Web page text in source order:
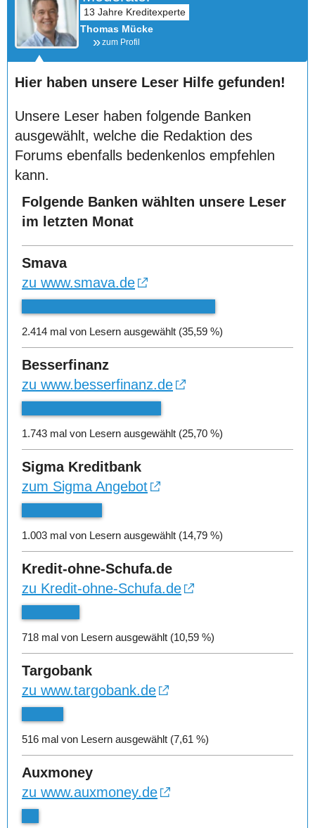
Thomas Mücke
zum Profil
Hier haben unsere Leser Hilfe gefunden!
Unsere Leser haben folgende Banken
ausgewählt, welche die Redaktion des
Forums ebenfalls bedenkenlos empfehlen
kann.
Folgende Banken wählten unsere Leser
im letzten Monat
Smava
zu www.smava.de
2.414 mal von Lesern ausgewählt (35,59 %)
Besserfinanz
zu www.besserfinanz.de
1.743 mal von Lesern ausgewählt (25,70 %)
Sigma Kreditbank
zum Sigma Angebot
1.003 mal von Lesern ausgewählt (14,79 %)
Kredit-ohne-Schufa.de
zu Kredit-ohne-Schufa.de
718 mal von Lesern ausgewählt (10,59 %)
Targobank
zu www.targobank.de
516 mal von Lesern ausgewählt (7,61 %)
Auxmoney
zu www.auxmoney.de